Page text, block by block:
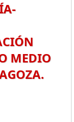
MEDIO